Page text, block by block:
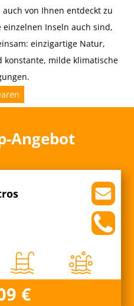
von Ihnen entdeckt zu
Inseln auch sind,
einzigartige Natur,
milde klimatische
Angebot
€